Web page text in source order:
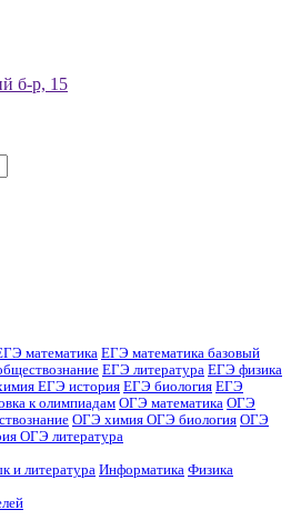
б-р, 15
математика ЕГЭ математика базовый
ЕГЭ литература ЕГЭ физика
ЕГЭ история ЕГЭ биология ЕГЭ
к олимпиадам ОГЭ математика ОГЭ
ОГЭ химия ОГЭ биология ОГЭ
ОГЭ литература
и литература Информатика Физика